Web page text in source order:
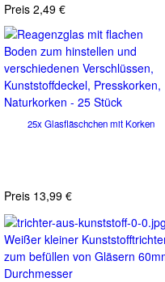
Preis 2,49 €
25x Glasfläschchen mit Korken
Preis 13,99 €
Weißer kleiner
zum befüllen von Gläsern
Durchmesser